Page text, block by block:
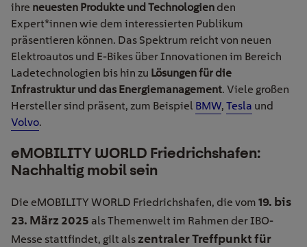
ihre neuesten Produkte und Technologien den
Expert*innen wie dem interessierten Publikum
präsentieren können. Das Spektrum reicht von neuen
Elektroautos und E-Bikes über Innovationen im Bereich
Ladetechnologien bis hin zu Lösungen für die
Infrastruktur und das Energiemanagement. Viele großen
Hersteller sind präsent, zum Beispiel BMW, Tesla und
Volvo.
eMOBILITY WORLD Friedrichshafen:
Nachhaltig mobil sein
Die eMOBILITY WORLD Friedrichshafen, die vom 19. bis
23. März 2025 als Themenwelt im Rahmen der IBO-
Messe stattfindet, gilt alszentraler Treffpunkt für